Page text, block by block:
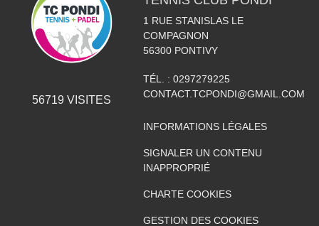
56719 VISITES
1 RUE STANISLAS LE
COMPAGNON
56300 PONTIVY
TÉL. : 0297279225
CONTACT.TCPONDI@GMAIL.COM
INFORMATIONS LÉGALES
SIGNALER UN CONTENU
INAPPROPRIÉ
CHARTE COOKIES
GESTION DES COOKIES